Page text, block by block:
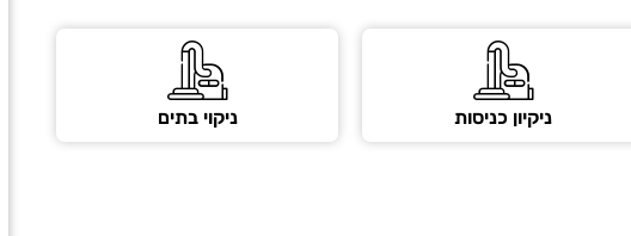
ניקיון כניסות ניקוי בתים